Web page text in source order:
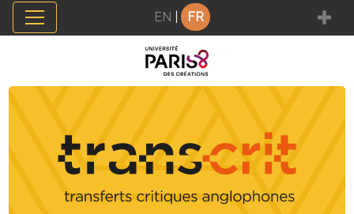
Panneau de gestion des cookies
EN FR